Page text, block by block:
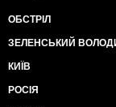
ОБСТРІЛ
ЗЕЛЕНСЬКИЙ
КИЇВ
РОСІЯ